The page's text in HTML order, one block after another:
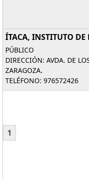
ÍTACA, INSTITUTO DE
PÚBLICO
DIRECCIÓN: AVDA. DE
ZARAGOZA.
TELÉFONO: 976572426
1